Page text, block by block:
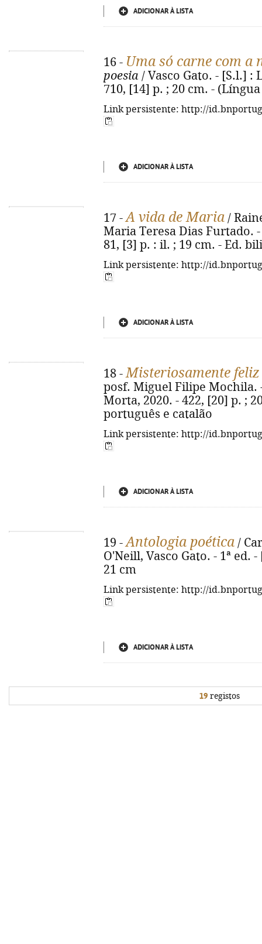
ADICIONAR À LISTA
16 - Uma só carne com a
poesia / Vasco Gato. - [S.l.] :
710, [14] p. ; 20 cm. -
Link persistente: http://
ADICIONAR À LISTA
17 -A vida de Maria /
Maria Teresa Dias Furtado.
81, [3] p. : il. ; 19 cm. - Ed.
Link persistente: http://
ADICIONAR À LISTA
18 -Misteriosamente feliz
posf. Miguel Filipe Mochila.
Morta, 2020. - 422, [20] p. ;
português e catalão
Link persistente: http://
ADICIONAR À LISTA
19 -Antologia poética /
O'Neill, Vasco Gato. - 1ª ed.
21 cm
Link persistente: http://
ADICIONAR À LISTA
19registos